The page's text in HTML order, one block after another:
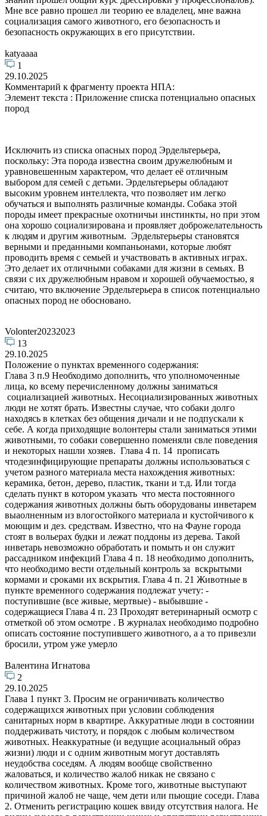
Мне все равно прошел ли теорию ее владелец, мне важна
социализация самого животного, его безопасность и
безопасность окружающих в его присутствии.
katyaaaa
1
29.10.2025
Комментарий к фрагменту проекта НПА:
Элемент текста : Приложение списка потенциально опасных
пород
Исключить из списка опасных пород Эрдельтерьера,
поскольку: Эта порода известна своим дружелюбным и
уравновешенным характером, что делает её отличным
выбором для семей с детьми. Эрдельтерьеры обладают
высоким уровнем интеллекта, что позволяет им легко
обучаться и выполнять различные команды. Собака этой
породы имеет прекрасные охотничьи инстинкты, но при этом
она хорошо социализирована и проявляет доброжелательность
к людям и другим животным. Эрдельтерьеры становятся
верными и преданными компаньонами, которые любят
проводить время с семьей и участвовать в активных играх.
Это делает их отличными собаками для жизни в семьях. В
связи с их дружелюбным нравом и хорошей обучаемостью, я
считаю, что включение Эрдельтерьера в список потенциально
опасных пород не обосновано.
Volonter20232023
13
29.10.2025
Положение о пунктах временного содержания:
Глава 3 п.9 Необходимо дополнить, что уполномоченные
лица, ко всему перечисленному должны заниматься
социализацией животных. Несоциализированных животных
люди не хотят брать. Известны случае, что собаки долго
находясь в клетках без общения дичали и не подпускали к
себе. А когда приходящие волонтеры стали заниматься этими
животными, то собаки совершенно поменяли свле поведения
и некоторых нашли хозяев. Глава 4 п. 14 прописать
чтодезинфицирующие препараты должны использоваться с
учетом разного материала места нахождения животных:
керамика, бетон, дерево, пластик, ткани и т.д. Или тогда
сделать пункт в котором указать что места постоянного
содержания животных должны быть оборудованы инветарем
выаолненным из влогостойкого материала и кустойчивого к
моющим и дез. средствам. Известно, что на Фауне города
стоят в вольерах будки и лежат поддоны из дерева. Такой
инветарь невозможно обработать и помыть и он служит
рассадником инфекций Глава 4 п. 18 необходимо дополнить,
что необходимо вести отдельный контроль за вскрытыми
кормами и сроками их вскрытия. Глава 4 п. 21 Животные в
пункте временного содержания подлежат учету: -
поступившие (все живые, мертвые) - выбывшие -
содержащиеся Глава 4 п. 23 Проходят ветеринарный осмотр с
отметкой об этом осмотре . В журналах необходимо подробно
описать состояние поступившего животного, а а то привезли
бросили, утром уже умерло
Валентина Игнатова
2
29.10.2025
Глава 1 пункт 3. Просим не ограничивать количество
содержащихся животных при условии соблюдения
санитарных норм в квартире. Аккуратные люди в состоянии
поддерживать чистоту, и порядок с любым количеством
животных. Неаккуратные (и ведущие асоциальный образ
жизни) люди и с одним животным могут доставлять
неудобства соседям. А людям вообще свойственно
жаловаться, и количество жалоб никак не связано с
количеством животных. Кроме того, животные выступают
причиной жалоб не чаще, чем дети или пьющие соседи. Глава
2. Отменить регистрацию кошек ввиду отсутствия налога. Не